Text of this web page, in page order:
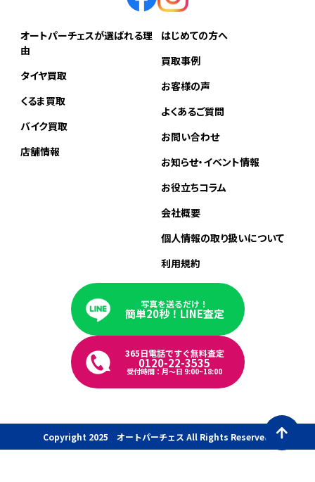
オートパーチェスが選ばれる理
由
タイヤ買取
くるま買取
バイク買取
店舗情報
はじめての方へ
買取事例
お客様の声
よくあるご質問
お問い合わせ
お知らせ・イベント情報
お役立ちコラム
会社概要
個人情報の取り扱いについて
利用規約
写真を送るだけ！
簡単20秒！LINE査定
365日電話ですぐ無料査定
0120-22-3535
受付時間：月〜日 9:00~18:00
Copyright 2025 オートパーチェス All Rights Reserved.